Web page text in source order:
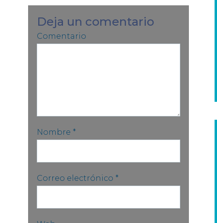
Deja un comentario
Comentario
Nombre *
Correo electrónico *